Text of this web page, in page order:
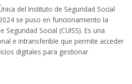
del Instituto de Seguridad Social
se puso en funcionamiento la
Seguridad Social (CUISS). Es una
e intransferible que permite acceder
digitales para gestionar